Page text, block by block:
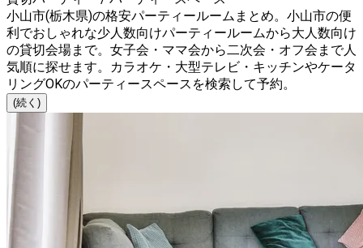
小山市(栃木県)の格安パーティールームまとめ。小山市の便
利でおしゃれな少人数向けパーティールームから大人数向け
の貸切会場まで。女子会・ママ会から二次会・オフ会まで人
気順に探せます。カラオケ・大型テレビ・キッチンやケータ
リングOKのパーティースペースを検索して予約。
(続く)